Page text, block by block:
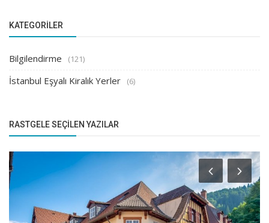
KATEGORILER
Bilgilendirme (121)
İstanbul Eşyalı Kiralık Yerler (6)
RASTGELE SEÇILEN YAZILAR